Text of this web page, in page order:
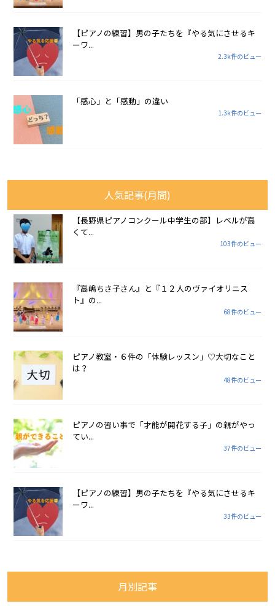
【ピアノの練習】男の子たちを『やる気にさせるキ
ーワ...
2.3k件のビュー
「感心」と「感動」の違い
1.3k件のビュー
人気記事(月間)
【長野県ピアノコンクール中学生の部】レベルが高
くて...
103件のビュー
『高嶋ちさ子さん』と『１２人のヴァイオリニス
ト』の...
68件のビュー
ピアノ教室・６件の「体験レッスン」♡大切なこと
は？
48件のビュー
ピアノの習い事で「才能が開花する子」の親がやっ
てい...
37件のビュー
【ピアノの練習】男の子たちを『やる気にさせるキ
ーワ...
33件のビュー
月別記事